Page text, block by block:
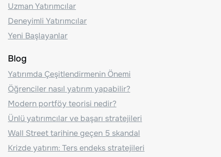
Uzman Yatırımcılar
Deneyimli Yatırımcılar
Yeni Başlayanlar
Blog
Yatırımda Çeşitlendirmenin Önemi
Öğrenciler nasıl yatırım yapabilir?
Modern portföy teorisi nedir?
Ünlü yatırımcılar ve başarı stratejileri
Wall Street tarihine geçen 5 skandal
Krizde yatırım: Ters endeks stratejileri